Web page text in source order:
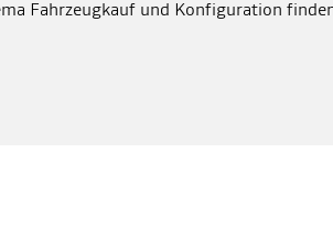
Fahrzeugkauf und Konfiguration